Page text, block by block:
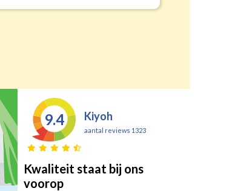
9.4 Kiyoh
aantal reviews 1323
Kwaliteit staat bij ons
voorop